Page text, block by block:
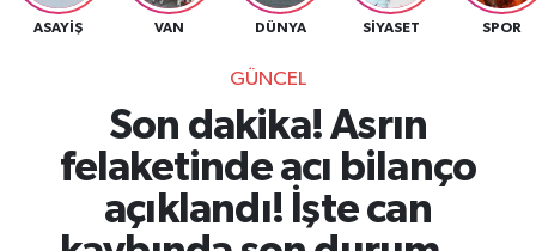
ASAYİŞ VAN DÜNYA SİYASET SPOR
GÜNCEL
Son dakika! Asrın
felaketinde acı bilanço
açıklandı! İşte can
Van Trafik Yoğunluk Haritası
Süper Lig Puan Durumu ve Fikstür
Tüm Manşetler
Son Dakika Haberleri